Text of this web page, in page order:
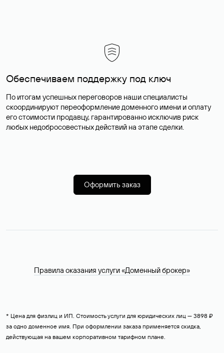
Обеспечиваем поддержку под ключ
По итогам успешных переговоров наши специалисты
скоординируют переоформление доменного имени и оплату
его стоимости продавцу, гарантированно исключив риск
любых недобросовестных действий на этапе сделки.
Оформить заказ
Правила оказания услуги «Доменный брокер»
* Цена для физлиц и ИП. Стоимость услуги для юридических лиц — 3898 ₽
за одно доменное имя. При оформлении заказа применяется скидка,
действующая на вашем корпоративном тарифном плане.